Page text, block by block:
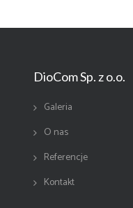
DioCom Sp. z o.o.
Galeria
O nas
Referencje
Kontakt